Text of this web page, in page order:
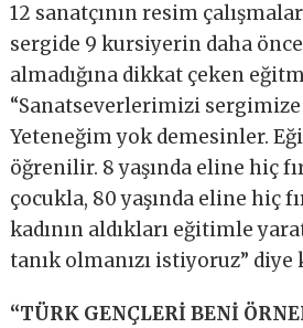
12 sanatçının resim
sergide 9 kursiyerin daha
almadığına dikkat çeken
“Sanatseverlerimizi
Yeteneğim yok demesinler.
öğrenilir. 8 yaşında eline hiç
çocukla, 80 yaşında eline hiç
kadının aldıkları eğitimle
tanık olmanızı istiyoruz” diye
“TÜRK GENÇLERİ BENİ